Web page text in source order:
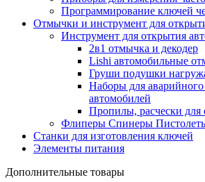
Программирование ключей
Отмычки и инструмент для
Инструмент для открытия
2в1 отмычка и декодер
Lishi автомобильные
Груши подушки
Наборы для
автомобилей
Пропилы, расчески
Флиперы Спинеры
Станки для изготовления ключей
Элементы питания
Дополнительные товары